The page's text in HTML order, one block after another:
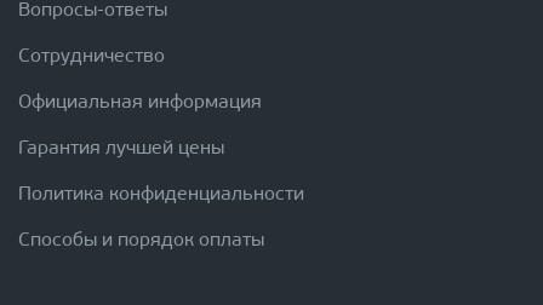
Вопросы-ответы
Сотрудничество
Официальная информация
Гарантия лучшей цены
Политика конфиденциальности
Способы и порядок оплаты